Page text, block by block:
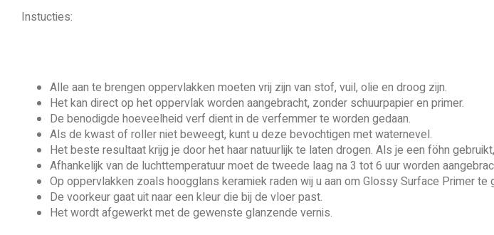
Instucties:
Alle aan te brengen oppervlakken moeten vrij zijn van stof, vuil, olie en droog zijn.
Het kan direct op het oppervlak worden aangebracht, zonder schuurpapier en primer.
De benodigde hoeveelheid verf dient in de verfemmer te worden gedaan.
Als de kwast of roller niet beweegt, kunt u deze bevochtigen met waternevel.
Het beste resultaat krijg je door het haar natuurlijk te laten drogen. Als je een föhn
Afhankelijk van de luchttemperatuur moet de tweede laag na 3 tot 6 uur worden
Op oppervlakken zoals hoogglans keramiek raden wij u aan om Glossy Surface Primer
De voorkeur gaat uit naar een kleur die bij de vloer past.
Het wordt afgewerkt met de gewenste glanzende vernis.